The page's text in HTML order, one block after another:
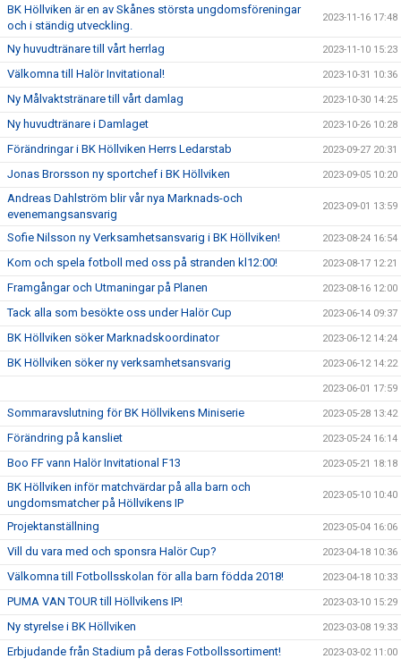
BK Höllviken är en av Skånes största ungdomsföreningar
och i ständig utveckling.
2023-11-16 17:48
Ny huvudtränare till vårt herrlag 2023-11-10 15:23
Välkomna till Halör Invitational! 2023-10-31 10:36
Ny Målvaktstränare till vårt damlag 2023-10-30 14:25
Ny huvudtränare i Damlaget 2023-10-26 10:28
Förändringar i BK Höllviken Herrs Ledarstab 2023-09-27 20:31
Jonas Brorsson ny sportchef i BK Höllviken 2023-09-05 10:20
Andreas Dahlström blir vår nya Marknads-och
evenemangsansvarig
2023-09-01 13:59
Sofie Nilsson ny Verksamhetsansvarig i BK Höllviken! 2023-08-24 16:54
Kom och spela fotboll med oss på stranden kl12:00! 2023-08-17 12:21
Framgångar och Utmaningar på Planen 2023-08-16 12:00
Tack alla som besökte oss under Halör Cup 2023-06-14 09:37
BK Höllviken söker Marknadskoordinator 2023-06-12 14:24
BK Höllviken söker ny verksamhetsansvarig 2023-06-12 14:22
2023-06-01 17:59
Sommaravslutning för BK Höllvikens Miniserie 2023-05-28 13:42
Förändring på kansliet 2023-05-24 16:14
Boo FF vann Halör Invitational F13 2023-05-21 18:18
BK Höllviken inför matchvärdar på alla barn och
ungdomsmatcher på Höllvikens IP
2023-05-10 10:40
Projektanställning 2023-05-04 16:06
Vill du vara med och sponsra Halör Cup? 2023-04-18 10:36
Välkomna till Fotbollsskolan för alla barn födda 2018! 2023-04-18 10:33
PUMA VAN TOUR till Höllvikens IP! 2023-03-10 15:29
Ny styrelse i BK Höllviken 2023-03-08 19:33
Erbjudande från Stadium på deras Fotbollssortiment! 2023-03-02 11:00